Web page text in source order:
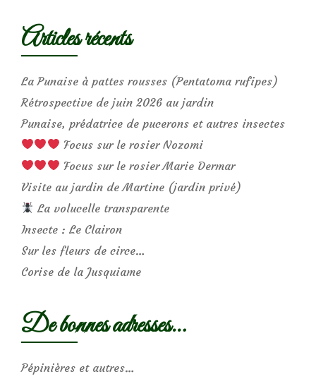
Articles récents
La Punaise à pattes rousses (Pentatoma rufipes)
Rétrospective de juin 2026 au jardin
Punaise, prédatrice de pucerons et autres insectes
Focus sur le rosier Nozomi
Focus sur le rosier Marie Dermar
Visite au jardin de Martine (jardin privé)
La volucelle transparente
Insecte : Le Clairon
Sur les fleurs de circe…
Corise de la Jusquiame
De bonnes adresses…
Pépinières et autres…